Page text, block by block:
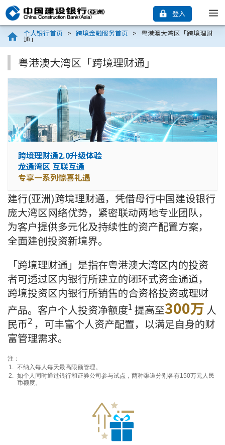
登入
个人银行首页 > 跨境金融服务首页 > 粤港澳大湾区「跨境理财
通」
粤港澳大湾区「跨境理财通」
跨境理财通2.0升级体验
龙通湾区 互联互通
专享一系列惊喜礼遇
建行(亚洲)跨境理财通，凭借母行中国建设银行
庞大湾区网络优势，紧密联动两地专业团队，
为客户提供多元化及持续性的资产配置方案，
全面建创投资新境界。
「跨境理财通」是指在粤港澳大湾区内的投资
者可透过区内银行所建立的闭环式资金通道，
跨境投资区内银行所销售的合资格投资或理财
产品。客户个人投资净额度1 提高至300万 人
民币2 ，可丰富个人资产配置，以满足自身的财
富管理需求。
注：
不纳入每人每天最高限额管理。
如个人同时通过银行和证券公司参与试点，两种渠道分别各有150万元人民
币额度。